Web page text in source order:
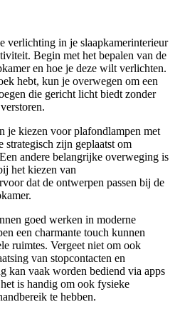
verlichting in je slaapkamerinterieur
Begin met het bepalen van de
en hoe je deze wilt verlichten.
hebt, kun je overwegen om een
die gericht licht biedt zonder
je kiezen voor plafondlampen met
zijn geplaatst om
andere belangrijke overweging is
het kiezen van
dat de ontwerpen passen bij de
goed werken in moderne
een charmante touch kunnen
ruimtes. Vergeet niet om ook
van stopcontacten en
kan vaak worden bediend via apps
is handig om ook fysieke
te hebben.